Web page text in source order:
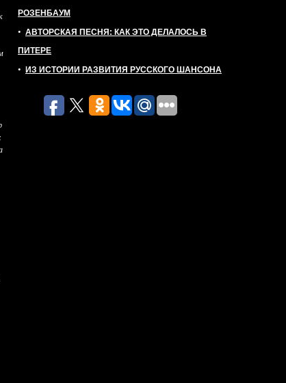
РОЗЕНБАУМ
• АВТОРСКАЯ ПЕСНЯ: КАК ЭТО ДЕЛАЛОСЬ В
ПИТЕРЕ
•
ИЗ ИСТОРИИ РАЗВИТИЯ РУССКОГО ШАНСОНА